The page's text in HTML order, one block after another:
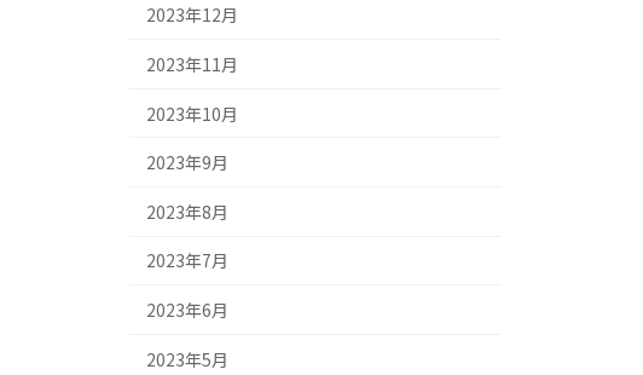
2023年12月
2023年11月
2023年10月
2023年9月
2023年8月
2023年7月
2023年6月
2023年5月